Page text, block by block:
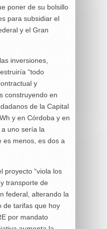
poner de su bolsillo
para subsidiar el
y el Gran
inversiones,
“todo
y
construyendo en
de la Capital
y en Córdoba y en
uno sería la
es menos, es dos a
proyecto “viola los
transporte de
federal, alterando la
de tarifas que hoy
por mandato